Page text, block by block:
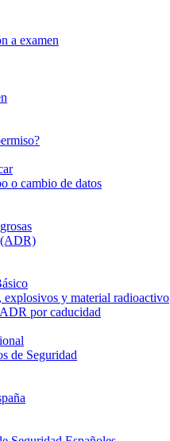
a examen
o cambio de datos
(ADR)
y material radioactivo
por caducidad
de Seguridad